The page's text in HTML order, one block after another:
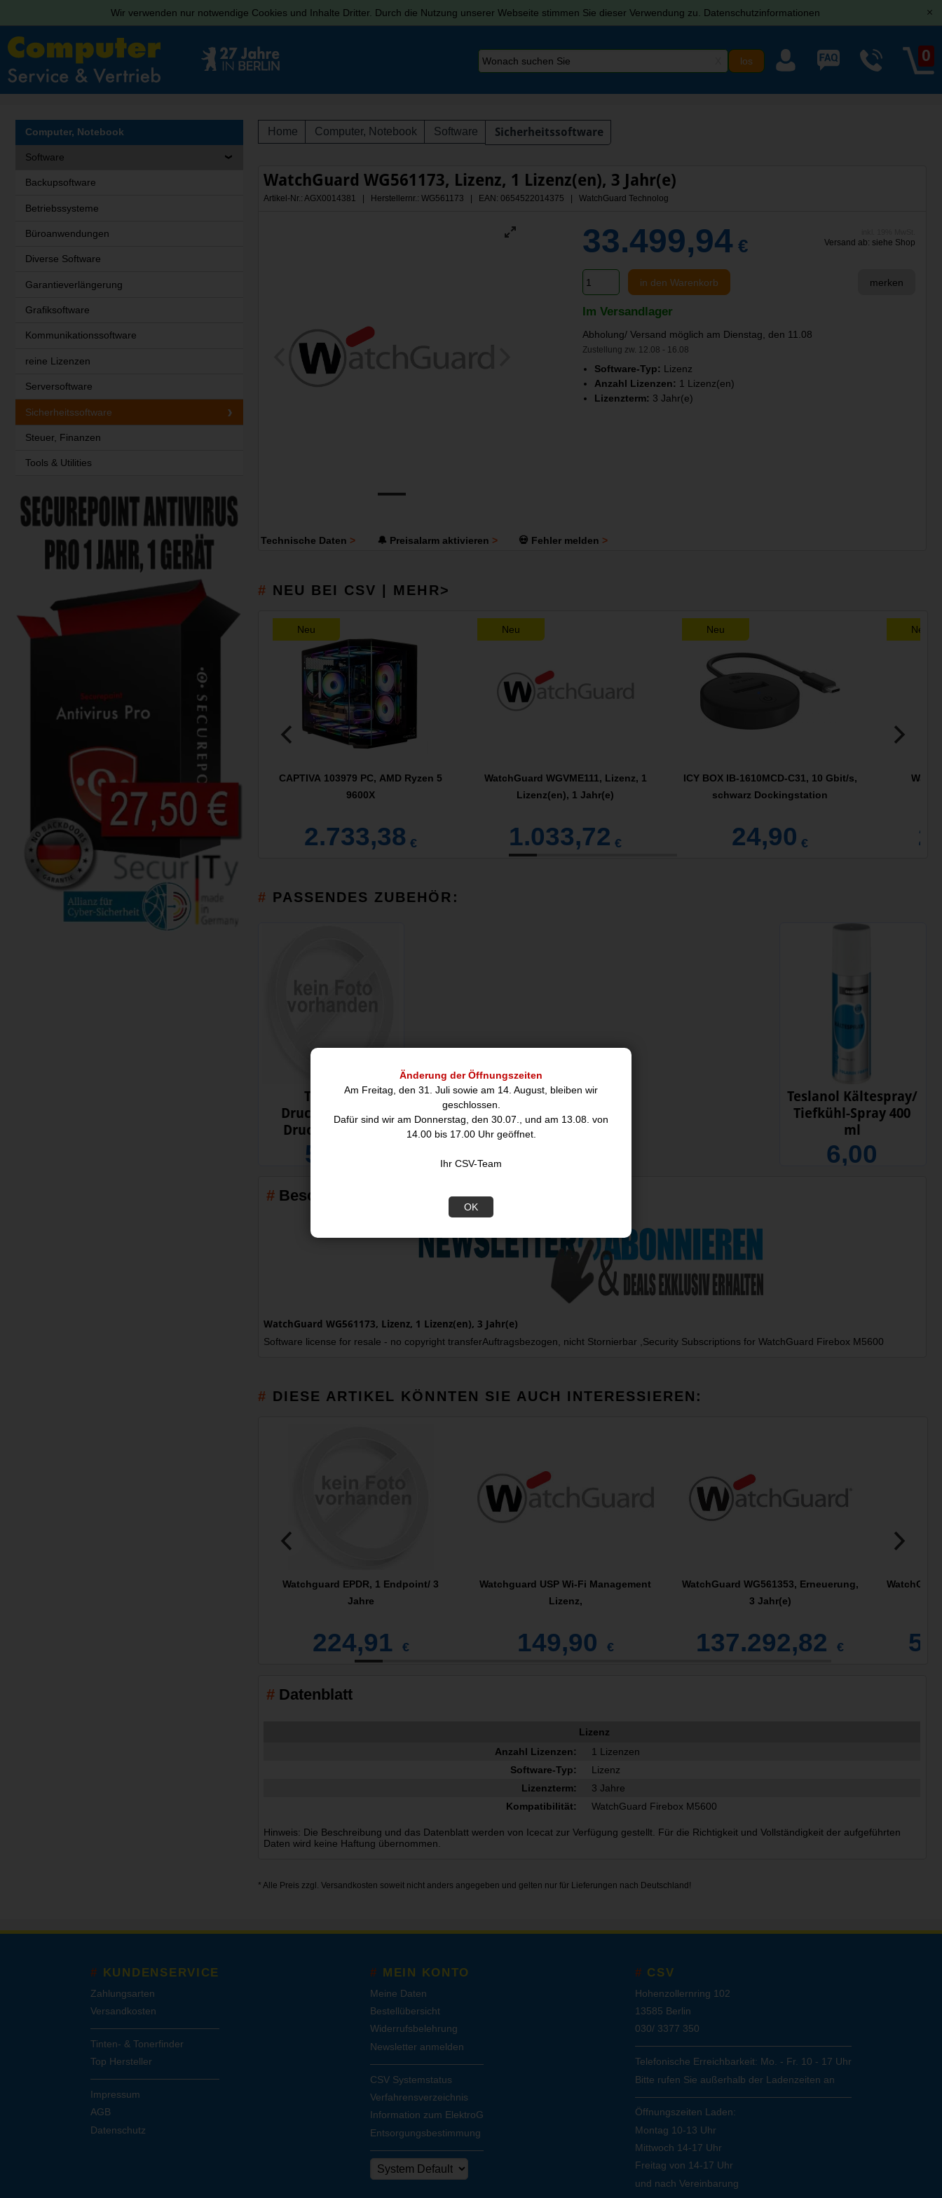
Wir verwenden nur notwendige Cookies und Inhalte Dritter. Durch die Nutzung unserer Webseite stimmen Sie dieser Verwendung zu. Datenschutzinformationen [x]
Änderung der Öffnungszeiten
Am Freitag, den 31. Juli sowie am 14. August, bleiben wir
geschlossen.
Dafür sind wir am Donnerstag, den 30.07., und am 13.08. von
14.00 bis 17.00 Uhr geöffnet.
Ihr CSV-Team
OK
0
Home Computer, Notebook Software Sicherheitssoftware
WatchGuard WG561173, Lizenz, 1 Lizenz(en), 3 Jahr(e)
Artikel-Nr.: AGX0014381 | Herstellernr.: WG561173 | EAN: 0654522014375 | WatchGuard Technolog
33.499,94 € Versand ab: siehe Shop
in den Warenkorb merken
Im Versandlager
Abholung/ Versand möglich am Dienstag, den 11.08
Zustellung zw. 12.08 - 16.08
Software-Typ: Lizenz
Anzahl Lizenzen: 1 Lizenz(en)
Lizenzterm: 3 Jahr(e)
Technische Daten 🔔 Preisalarm aktivieren 💀 Fehler melden
NEU BEI CSV | MEHR>
Neu
CAPTIVA 103979 PC, AMD Ryzen 5
9600X
2.733,38 €
Neu
WatchGuard WGVME111, Lizenz, 1
Lizenz(en), 1 Jahr(e)
1.033,72 €
Neu
ICY BOX IB-1610MCD-C31, 10 Gbit/s,
schwarz Dockingstation
24,90 €
Neu
PASSENDES ZUBEHÖR:
Teslanol
Druckgasspray/
Druckluftspray
5,00
Teslanol Kältespray/
Tiefkühl-Spray 400
ml
6,00
Beschreibung
WatchGuard WG561173, Lizenz, 1 Lizenz(en), 3 Jahr(e)
Software license for resale - no copyright transferAuftragsbezogen, nicht Stornierbar ,Security Subscriptions for WatchGuard Firebox M5600
DIESE ARTIKEL KÖNNTEN SIE AUCH INTERESSIEREN:
Watchguard EPDR, 1 Endpoint/ 3
Jahre
224,91 €
Watchguard USP Wi-Fi Management
Lizenz,
149,90 €
WatchGuard WG561353, Erneuerung,
3 Jahr(e)
137.292,82 €
Datenblatt
Lizenz
Anzahl Lizenzen:
1 Lizenzen
Software-Typ:
Lizenz
Lizenzterm:
3 Jahre
Kompatibilität:
WatchGuard Firebox M5600
Hinweis: Die Beschreibung und das Datenblatt werden von Icecat zur Verfügung gestellt. Für die Richtigkeit und Vollständigkeit der aufgeführten
Daten wird keine Haftung übernommen.
* Alle Preis zzgl.Versandkosten soweit nicht anders angegeben und gelten nur für Lieferungen nach Deutschland!
Computer, Notebook
Software
Backupsoftware
Betriebssysteme
Büroanwendungen
Diverse Software
Garantieverlängerung
Grafiksoftware
Kommunikationssoftware
reine Lizenzen
Serversoftware
Sicherheitssoftware
Steuer, Finanzen
Tools & Utilities
KUNDENSERVICE
Zahlungsarten
Versandkosten
Tinten- & Tonerfinder
Top Hersteller
Impressum
AGB
Datenschutz
MEIN KONTO
Meine Daten
Bestellübersicht
Widerrufsbelehrung
Newsletter anmelden
CSV Systemstatus
Verfahrensverzeichnis
Information zum ElektroG
Entsorgungsbestimmung
CSV
Hohenzollernring 102
13585 Berlin
030/ 3377 350
Telefonische Erreichbarkeit: Mo. - Fr. 10 - 17 Uhr
Bitte rufen Sie außerhalb der Ladenzeiten an
Öffnungszeiten Laden:
Montag 10-13 Uhr
Mittwoch 14-17 Uhr
Freitag von 14-17 Uhr
und nach Vereinbarung